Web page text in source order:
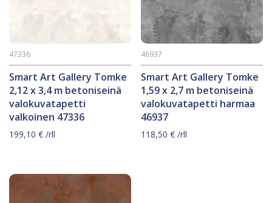
Smart Art Gallery Tomke
2,12 x 3,4 m betoniseinä
valokuvatapetti
valkoinen 47336
47336
199,10 € /rll
Smart Art Gallery Tomke
1,59 x 2,7 m betoniseinä
valokuvatapetti harmaa
46937
46937
118,50€ /rll